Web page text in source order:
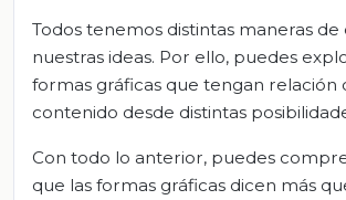
Todos tenemos distintas maneras de
nuestras ideas. Por ello, puedes
formas gráficas que tengan relación
contenido desde distintas
Con todo lo anterior, puedes
que las formas gráficas dicen más